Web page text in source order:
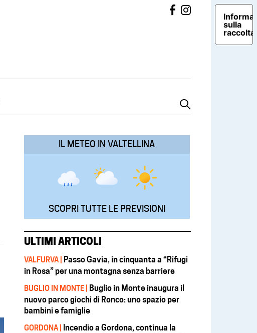
IL METEO IN VALTELLINA
SCOPRI TUTTE LE PREVISIONI
ULTIMI ARTICOLI
VALFURVA | Passo Gavia, in cinquanta a “Rifugi
in Rosa” per una montagna senza barriere
BUGLIO IN MONTE | Buglio in Monte inaugura il
nuovo parco giochi di Ronco: uno spazio per
bambini e famiglie
GORDONA | Incendio a Gordona, continua la
sulla
raccolta